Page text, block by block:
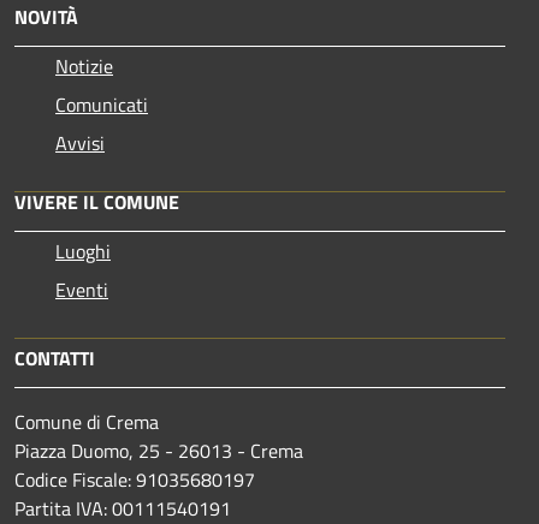
NOVITÀ
Notizie
Comunicati
Avvisi
VIVERE IL COMUNE
Luoghi
Eventi
CONTATTI
Comune di Crema
Piazza Duomo, 25 - 26013 - Crema
Codice Fiscale: 91035680197
Partita IVA: 00111540191